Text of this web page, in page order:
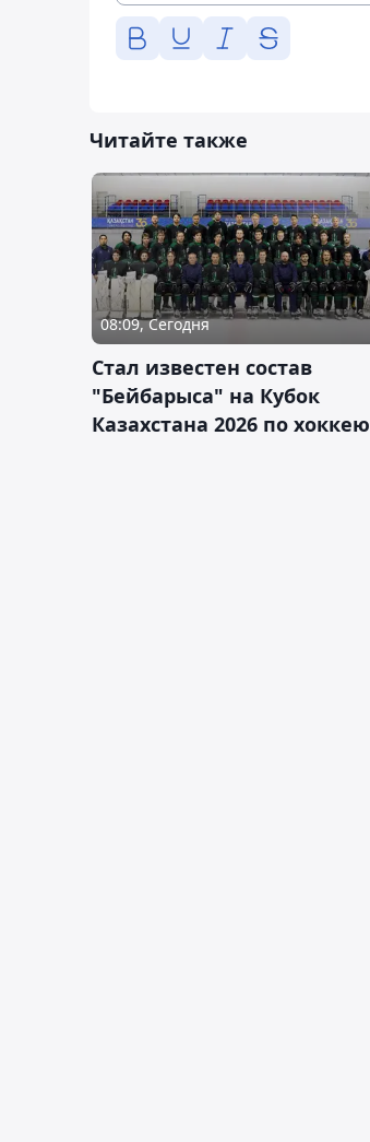
Читайте также
08:09, Сегодня
Стал известен состав
"Бейбарыса" на Кубок
Казахстана 2026 по хоккею